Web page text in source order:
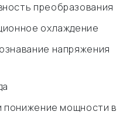
преобразования
охлаждение
напряжения
понижение мощности в